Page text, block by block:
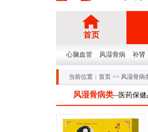
首页
心脑血管 风湿骨病 补肾
当前位置： 首页 >> 风湿骨病
风湿骨病类--医药保健